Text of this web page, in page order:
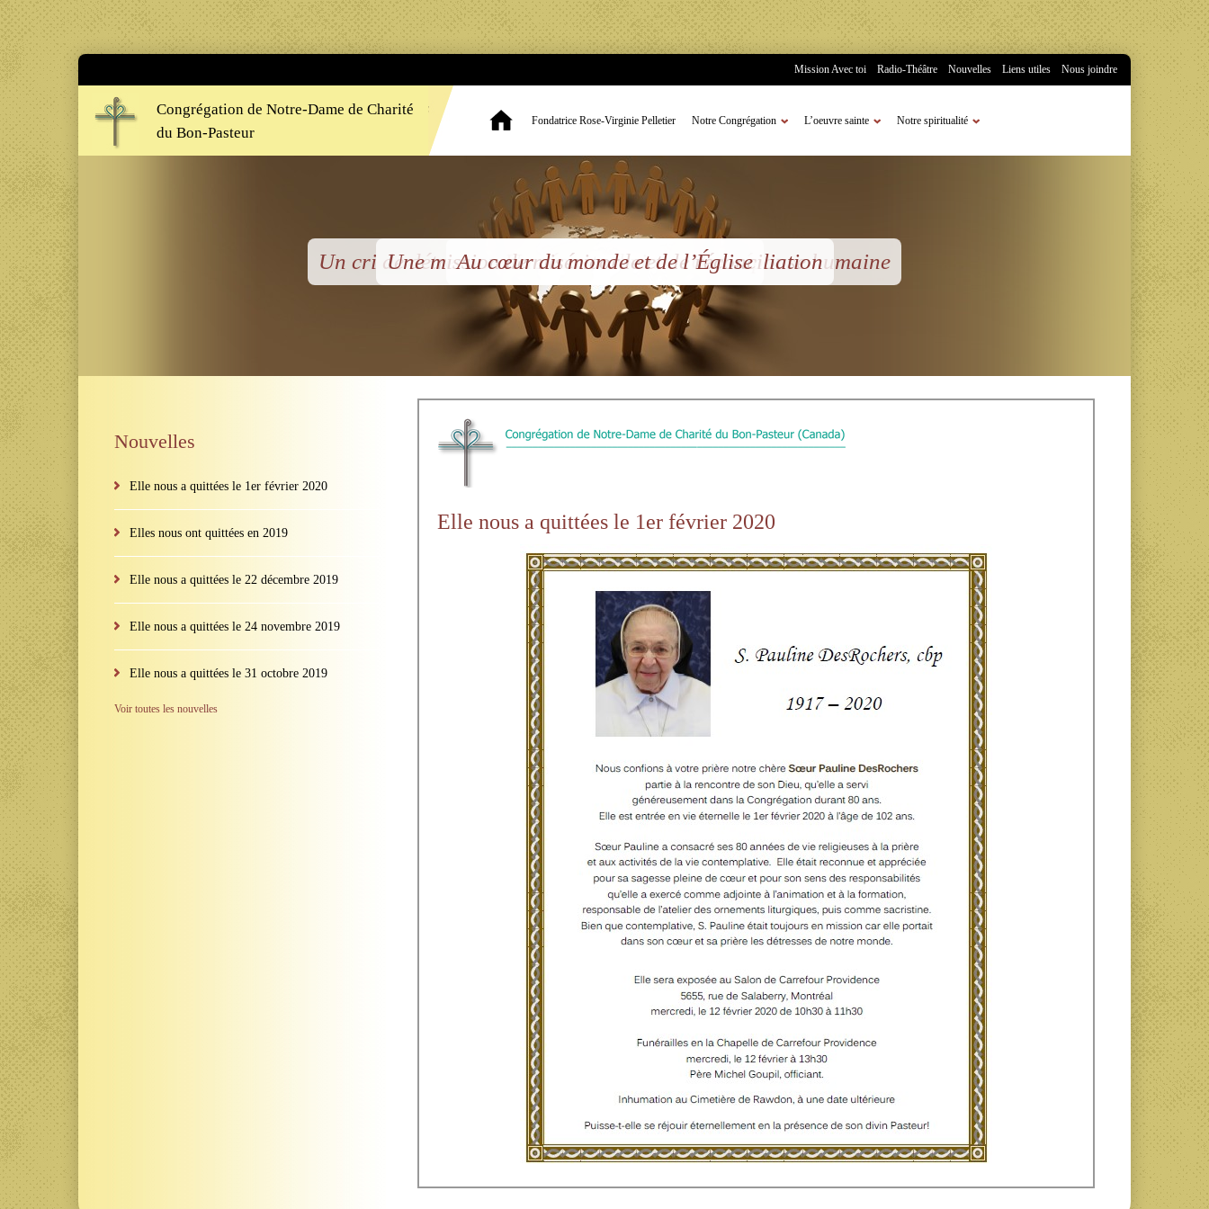
Mission Avec toi Radio-Théâtre Nouvelles Liens utiles Nous joindre
Congrégation de Notre-Dame de Charité
du Bon-Pasteur
Fondatrice Rose-Virginie Pelletier Notre Congrégation L’oeuvre sainte Notre spiritualité
Un cri de détresse... Une écoute divine... Une réponse humaine
Une mission de miséricorde et de réconciliation
Au cœur du monde et de l’Église
Nouvelles
Elle nous a quittées le 1er février 2020
Elles nous ont quittées en 2019
Elle nous a quittées le 22 décembre 2019
Elle nous a quittées le 24 novembre 2019
Elle nous a quittées le 31 octobre 2019
Voir toutes les nouvelles
Elle nous a quittées le 1er février 2020